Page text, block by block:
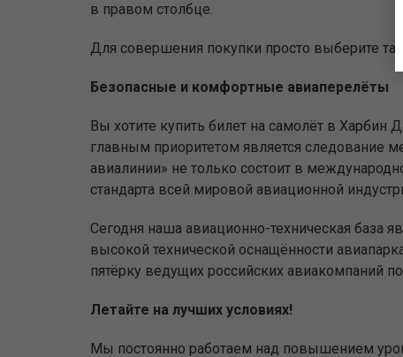
в правом столбце.
Для совершения покупки просто выберите
Безопасные и комфортные авиаперелёты
Вы хотите купить билет на самолёт в
главным приоритетом является следование
авиалинии» не только состоит в
стандарта всей мировой авиационной
Сегодня наша авиационно-техническая база
высокой технической оснащённости
пятёрку ведущих российских авиакомпаний
Летайте на лучших условиях!
Мы постоянно работаем над повышением